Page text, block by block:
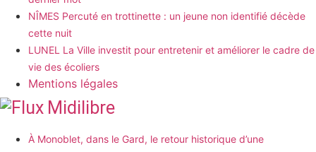
NÎMES Percuté en trottinette : un jeune non identifié décède
cette nuit
LUNEL La Ville investit pour entretenir et améliorer le cadre de
vie des écoliers
Mentions légales
Midilibre
À Monoblet, dans le Gard, le retour historique d’une